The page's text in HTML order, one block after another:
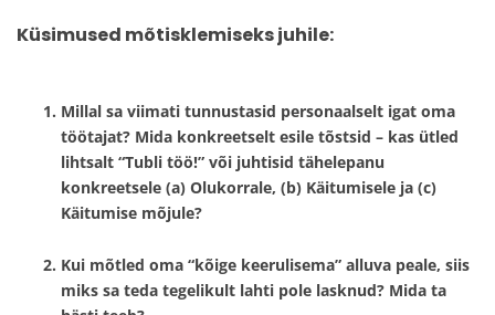
Küsimused mõtisklemiseks juhile:
Millal sa viimati tunnustasid personaalselt igat oma
töötajat? Mida konkreetselt esile tõstsid – kas ütled
lihtsalt “Tubli töö!” või juhtisid tähelepanu
konkreetsele (a) Olukorrale, (b) Käitumisele ja (c)
Käitumise mõjule?
Kui mõtled oma “kõige keerulisema” alluva peale, siis
miks sa teda tegelikult lahti pole lasknud? Mida ta